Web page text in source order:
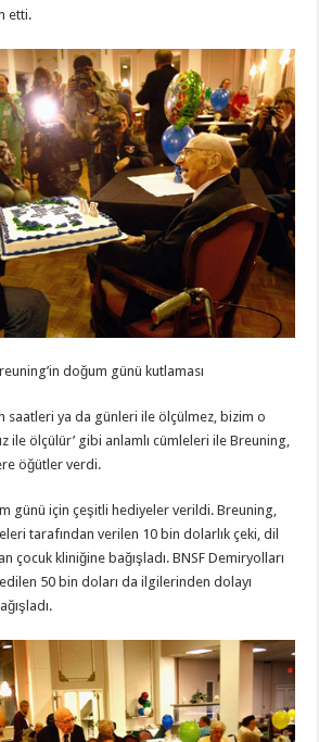
etti.
doğum günü kutlaması
saatleri ya da günleri ile ölçülmez, bizim o
ile ölçülür’ gibi anlamlı cümleleri ile Breuning,
öğütler verdi.
günü için çeşitli hediyeler verildi. Breuning,
tarafından verilen 10 bin dolarlık çeki, dil
çocuk kliniğine bağışladı. BNSF Demiryolları
50 bin doları da ilgilerinden dolayı